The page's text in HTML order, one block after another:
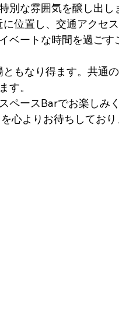
な雰囲気を醸し出し
位置し、交通アクセ
ベートな時間を過ごす
もなり得ます。共通
す。
ースBarでお楽しみく
心よりお待ちしており